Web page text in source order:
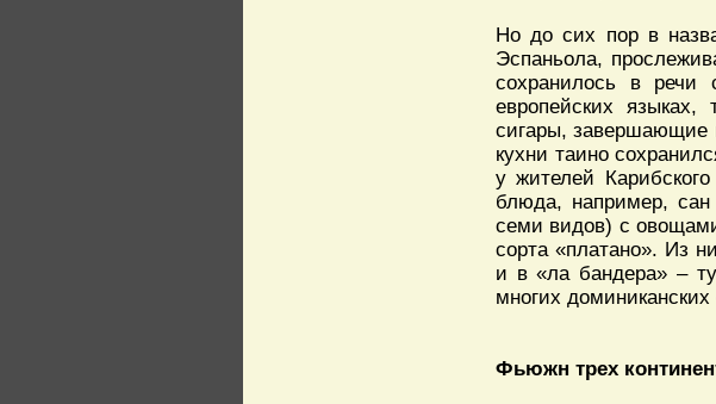
Но до сих пор в
Эспаньола,
сохранилось в речи
европейских языках,
сигары, завершающие
кухни таино
у жителей
блюда, например,
семи видов) с
сорта «платано». Из
и в «ла бандера» –
многих
Фьюжн трех